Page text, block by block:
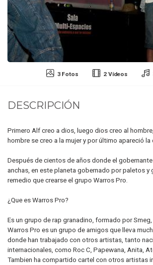
3 Fotos 2 Vídeos
DESCRIPCIÓN
Primero Alf creo a dios, luego dios creo al
hombre se creo a la mujer y por último apareció la
Después de cientos de años donde el
anchas, en este planeta gobernado por paletos y
remedio que crearse el grupo Warros Pro.
¿Que es Warros Pro?
Es un grupo de rap granadino, formado por Smeg,
Warros Pro es un grupo de amigos que lleva
donde han trabajado con otros artistas, tanto
internacionales, como Roc C, Papewana, Anita,
Tambien ha compartido cartel con otros artistas